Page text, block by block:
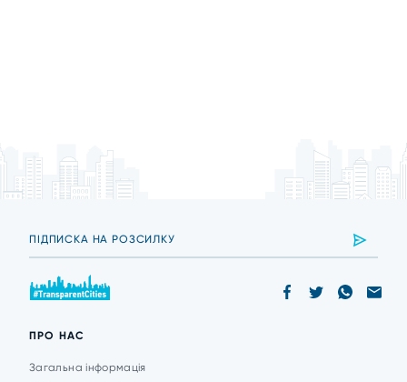
ПРО НАС
Загальна інформація